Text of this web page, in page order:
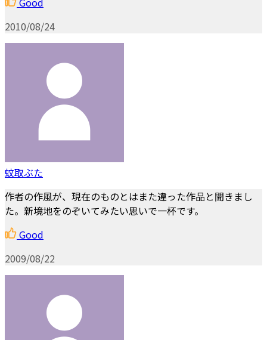
2010/08/24
蚊取ぶた
作者の作風が、現在のものとはまた違った作品と聞きまし
た。新境地をのぞいてみたい思いで一杯です。
Good
2009/08/22